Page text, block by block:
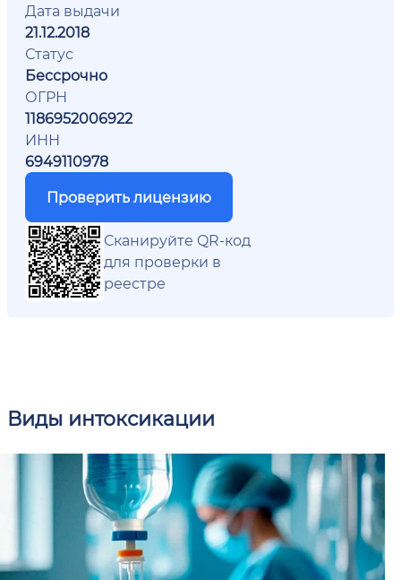
Дата выдачи
21.12.2018
Статус
Бессрочно
ОГРН
1186952006922
ИНН
6949110978
Проверить лицензию
Сканируйте QR-код
для проверки в
реестре
Виды интоксикации